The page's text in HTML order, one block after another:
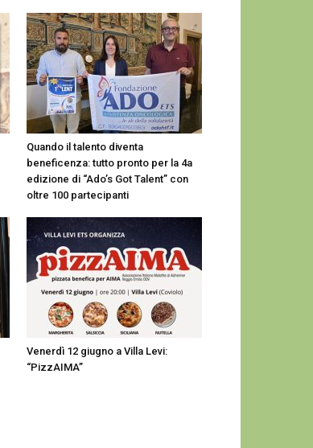
Quando il talento diventa
beneficenza: tutto pronto per la 4a
edizione di “Ado’s Got Talent” con
oltre 100 partecipanti
Venerdì 12 giugno a Villa Levi:
“PizzAIMA”